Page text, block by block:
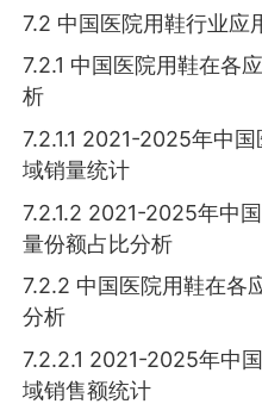
7.2 中国医院用鞋行业应
7.2.1 中国医院用鞋在各
析
7.2.1.1 2021-2025年中
域销量统计
7.2.1.2 2021-2025年中
量份额占比分析
7.2.2 中国医院用鞋在各
分析
7.2.2.1 2021-2025年中
域销售额统计